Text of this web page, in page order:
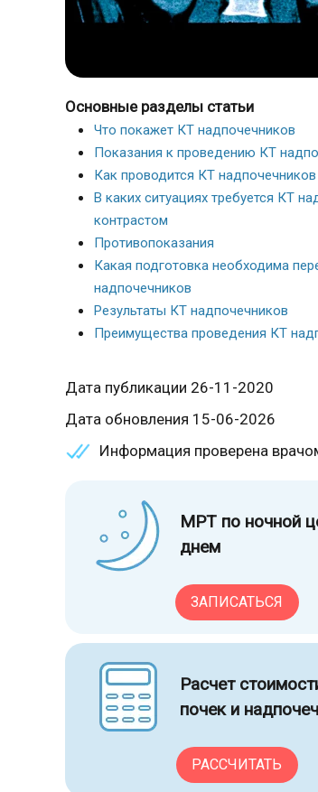
Основные разделы статьи
Что покажет КТ надпочечников
Показания к проведению КТ
Как проводится КТ надпочечников
В каких ситуациях требуется КТ
контрастом
Противопоказания
Какая подготовка необходима
надпочечников
Результаты КТ надпочечников
Преимущества проведения КТ
Дата публикации 26-11-2020
Дата обновления 15-06-2026
Информация проверена
МРТ по ночной
днем
ЗАПИСАТЬСЯ
Расчет
почек и
РАССЧИТАТЬ